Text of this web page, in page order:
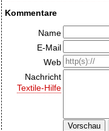
Kommentare
Name
E-Mail
Web
Nachricht
Textile-Hilfe